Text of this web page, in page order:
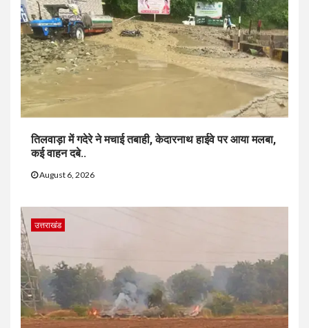
तिलवाड़ा में गदेरे ने मचाई तबाही, केदारनाथ हाईवे पर आया मलबा,
कई वाहन दबे..
August 6, 2026
उत्तराखंड